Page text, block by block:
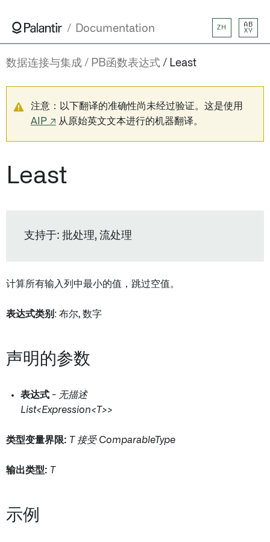
Documentation ZH
AB
XY
数据连接与集成 PB函数表达式 Least
注意：以下翻译的准确性尚未经过验证。这是使用
AIP ↗ 从原始英文文本进行的机器翻译。
Least
支持于: 批处理, 流处理
计算所有输入列中最小的值，跳过空值。
表达式类别 : 布尔, 数字
声明的参数
表达式 - 无描述
List<Expression<T>>
类型变量界限: T 接受 ComparableType
输出类型: T
示例